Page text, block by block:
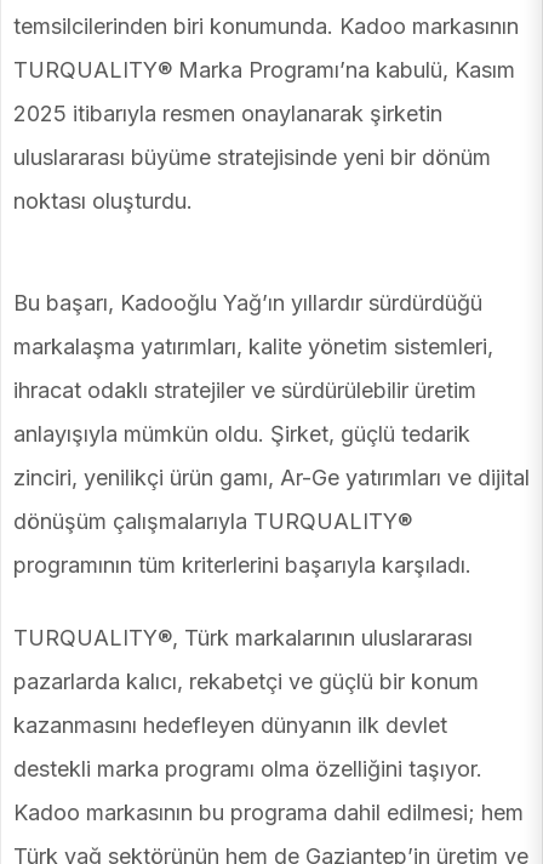
temsilcilerinden biri konumunda. Kadoo markasının
TURQUALITY® Marka Programı’na kabulü, Kasım
2025 itibarıyla resmen onaylanarak şirketin
uluslararası büyüme stratejisinde yeni bir dönüm
noktası oluşturdu.
Bu başarı, Kadooğlu Yağ’ın yıllardır sürdürdüğü
markalaşma yatırımları, kalite yönetim sistemleri,
ihracat odaklı stratejiler ve sürdürülebilir üretim
anlayışıyla mümkün oldu. Şirket, güçlü tedarik
zinciri, yenilikçi ürün gamı, Ar-Ge yatırımları ve dijital
dönüşüm çalışmalarıyla TURQUALITY®
programının tüm kriterlerini başarıyla karşıladı.
TURQUALITY®, Türk markalarının uluslararası
pazarlarda kalıcı, rekabetçi ve güçlü bir konum
kazanmasını hedefleyen dünyanın ilk devlet
destekli marka programı olma özelliğini taşıyor.
Kadoo markasının bu programa dahil edilmesi; hem
Türk yağ sektörünün hem de Gaziantep’in üretim ve